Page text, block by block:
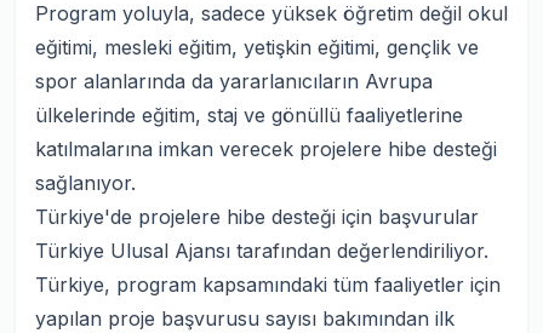
Program yoluyla, sadece yüksek öğretim değil okul
eğitimi, mesleki eğitim, yetişkin eğitimi, gençlik ve
spor alanlarında da yararlanıcıların Avrupa
ülkelerinde eğitim, staj ve gönüllü faaliyetlerine
katılmalarına imkan verecek projelere hibe desteği
sağlanıyor.
Türkiye'de projelere hibe desteği için başvurular
Türkiye Ulusal Ajansı tarafından değerlendiriliyor.
Türkiye, program kapsamındaki tüm faaliyetler için
yapılan proje başvurusu sayısı bakımından ilk